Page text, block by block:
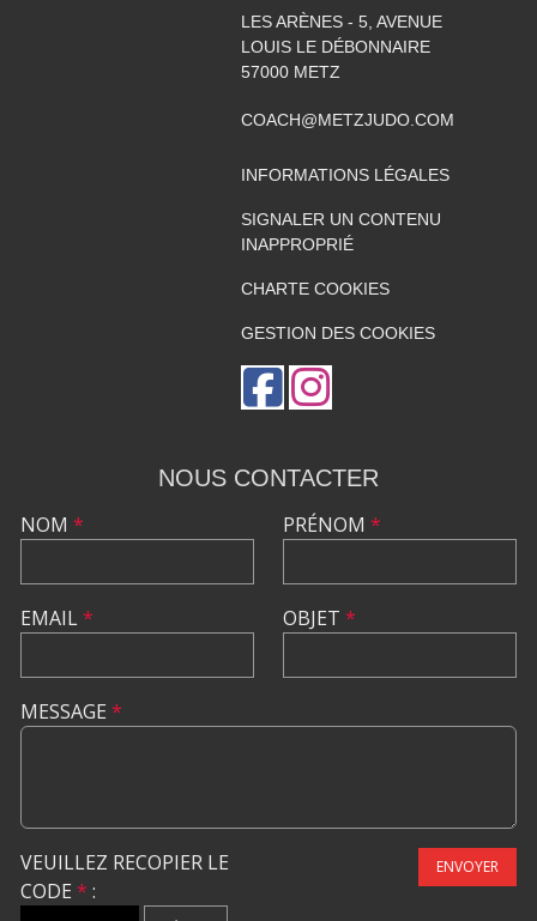
LES ARÈNES - 5, AVENUE
LOUIS LE DÉBONNAIRE
57000 METZ
COACH@METZJUDO.COM
INFORMATIONS LÉGALES
SIGNALER UN CONTENU
INAPPROPRIÉ
CHARTE COOKIES
GESTION DES COOKIES
NOUS CONTACTER
NOM *
EMAIL*
PRÉNOM *
OBJET *
MESSAGE *
VEUILLEZ RECOPIER LE
CODE * :
ENVOYER